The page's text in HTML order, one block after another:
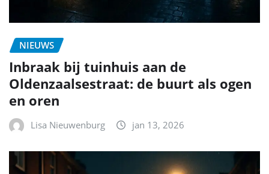
NIEUWS
Inbraak bij tuinhuis aan de
Oldenzaalsestraat: de buurt als ogen
en oren
Lisa Nieuwenburg jan 13, 2026